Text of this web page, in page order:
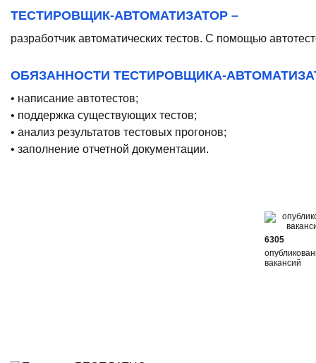
ТЕСТИРОВЩИК-АВТОМАТИЗАТОР –
разработчик автоматических тестов. С помощью
ОБЯЗАННОСТИ ТЕСТИРОВЩИКА-
• написание автотестов;
• поддержка существующих тестов;
• анализ результатов тестовых прогонов;
• заполнение отчетной документации.
6305
вакансий